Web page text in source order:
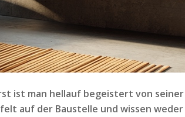
ist man hellauf begeistert von
auf der Baustelle und wissen weder